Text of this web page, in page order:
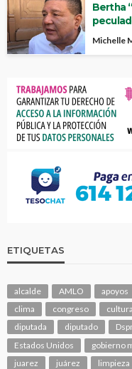
Bertha
Michelle
ETIQUETAS
alcalde AMLO apoyos
clima
congreso cultura
diputada
diputado
Estados Unidos
gobierno
juarez
juárez limpieza